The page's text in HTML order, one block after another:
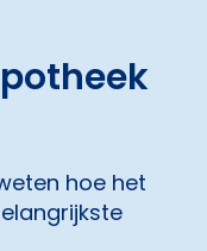
hoe het